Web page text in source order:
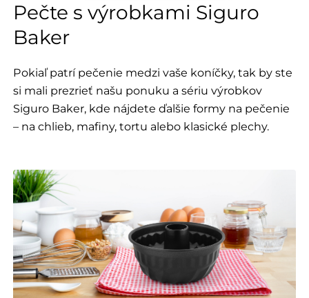
Pečte s výrobkami Siguro
Baker
Pokiaľ patrí pečenie medzi vaše koníčky, tak by ste
si mali prezrieť našu ponuku a sériu výrobkov
Siguro Baker, kde nájdete ďalšie formy na pečenie
– na chlieb, mafiny, tortu alebo klasické plechy.